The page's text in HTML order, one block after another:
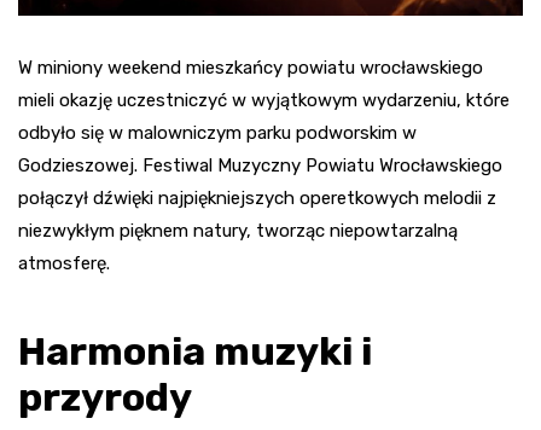
W miniony weekend mieszkańcy powiatu wrocławskiego
mieli okazję uczestniczyć w wyjątkowym wydarzeniu, które
odbyło się w malowniczym parku podworskim w
Godzieszowej. Festiwal Muzyczny Powiatu Wrocławskiego
połączył dźwięki najpiękniejszych operetkowych melodii z
niezwykłym pięknem natury, tworząc niepowtarzalną
atmosferę.
Harmonia muzyki i
przyrody